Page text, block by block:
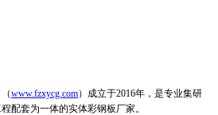
（www.fzxycg.com） 成立于2016年，是专业集研
配套为一体的实体彩钢板厂家。